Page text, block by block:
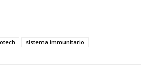
sistema immunitario